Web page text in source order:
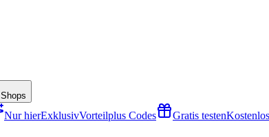
Shops
Nur hierExklusivVorteilplus Codes Gratis testen